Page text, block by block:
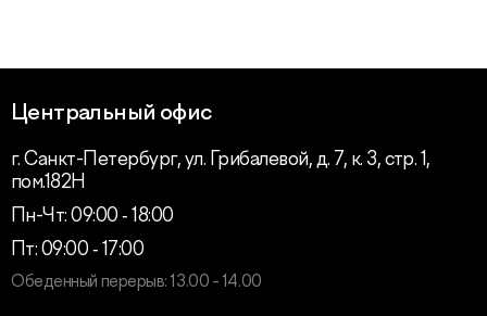
Центральный офис
г. Санкт-Петербург, ул. Грибалевой, д. 7, к. 3, стр. 1,
пом.182Н
Пн-Чт: 09:00 ‑ 18:00
Пт: 09:00 ‑ 17:00
Обеденный перерыв: 13.00 - 14.00